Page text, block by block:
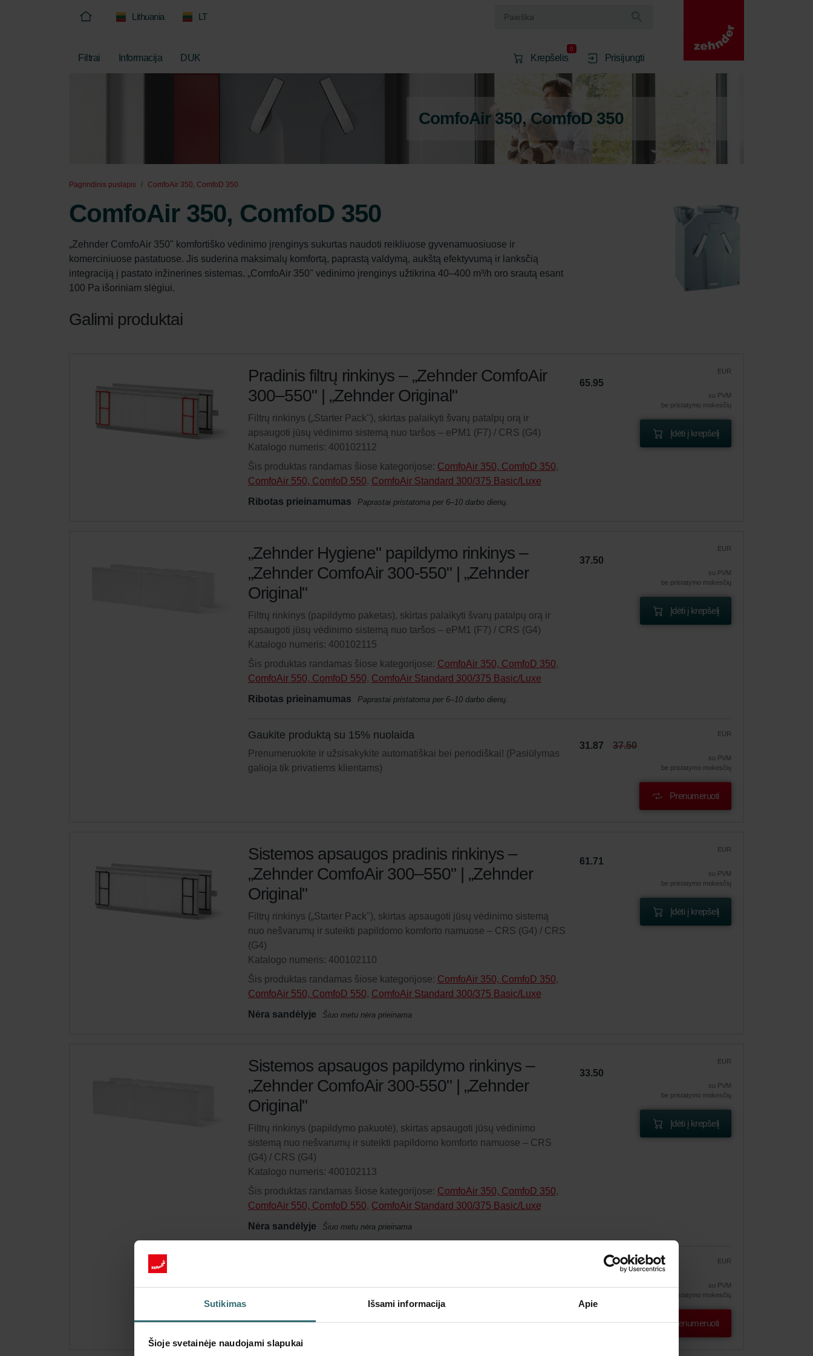
Sutikimas Išsami informacija Apie
Šioje svetainėje naudojami slapukai
Lithuania LT
Filtrai Informacija DUK Krepšelis
0
Prisijungti
ComfoAir 350, ComfoD 350
Pagrindinis puslapis ComfoAir 350, ComfoD 350
ComfoAir 350, ComfoD 350
„Zehnder ComfoAir 350" komfortiško vėdinimo įrenginys sukurtas naudoti reikliuose gyvenamuosiuose ir
komerciniuose pastatuose. Jis suderina maksimalų komfortą, paprastą valdymą, aukštą efektyvumą ir lanksčią
integraciją į pastato inžinerines sistemas. „ComfoAir 350" vėdinimo įrenginys užtikrina 40–400 m³/h oro srautą esant
100 Pa išoriniam slėgiui.
Galimi produktai
Pradinis filtrų rinkinys – „Zehnder ComfoAir
300–550" | „Zehnder Original"
Filtrų rinkinys („Starter Pack"), skirtas palaikyti švarų patalpų orą ir
apsaugoti jūsų vėdinimo sistemą nuo taršos – ePM1 (F7) / CRS (G4)
Katalogo numeris: 400102112
Šis produktas randamas šiose kategorijose: ComfoAir 350, ComfoD 350,
ComfoAir 550, ComfoD 550, ComfoAir Standard 300/375 Basic/Luxe
Ribotas prieinamumas
Paprastai pristatoma per 6–10 darbo dienų.
EUR
65.95
su PVM
be pristatymo mokesčių
Įdėti į krepšelį
„Zehnder Hygiene" papildymo rinkinys –
„Zehnder ComfoAir 300-550" | „Zehnder
Original"
Filtrų rinkinys (papildymo paketas), skirtas palaikyti švarų patalpų orą ir
apsaugoti jūsų vėdinimo sistemą nuo taršos – ePM1 (F7) / CRS (G4)
Katalogo numeris: 400102115
Šis produktas randamas šiose kategorijose: ComfoAir 350, ComfoD 350,
ComfoAir 550, ComfoD 550, ComfoAir Standard 300/375 Basic/Luxe
Ribotas prieinamumas
Paprastai pristatoma per 6–10 darbo dienų.
EUR
37.50
su PVM
be pristatymo mokesčių
Įdėti į krepšelį
Gaukite produktą su 15% nuolaida
Prenumeruokite ir užsisakykite automatiškai bei periodiškai! (Pasiūlymas
galioja tik privatiems klientams)
EUR
31.87 37.50
su PVM
be pristatymo mokesčių
Prenumeruoti
Sistemos apsaugos pradinis rinkinys –
„Zehnder ComfoAir 300–550" | „Zehnder
Original"
Filtrų rinkinys („Starter Pack"), skirtas apsaugoti jūsų vėdinimo sistemą
nuo nešvarumų ir suteikti papildomo komforto namuose – CRS (G4) / CRS
(G4)
Katalogo numeris: 400102110
Šis produktas randamas šiose kategorijose: ComfoAir 350, ComfoD 350,
ComfoAir 550, ComfoD 550, ComfoAir Standard 300/375 Basic/Luxe
Nėra sandėlyje
Šiuo metu nėra prieinama
EUR
61.71
su PVM
be pristatymo mokesčių
Įdėti į krepšelį
Sistemos apsaugos papildymo rinkinys –
„Zehnder ComfoAir 300-550" | „Zehnder
Original"
Filtrų rinkinys (papildymo pakuotė), skirtas apsaugoti jūsų vėdinimo
sistemą nuo nešvarumų ir suteikti papildomo komforto namuose – CRS
(G4) / CRS (G4)
Katalogo numeris: 400102113
Šis produktas randamas šiose kategorijose: ComfoAir 350, ComfoD 350,
ComfoAir 550, ComfoD 550, ComfoAir Standard 300/375 Basic/Luxe
Nėra sandėlyje
Šiuo metu nėra prieinama
EUR
33.50
su PVM
be pristatymo mokesčių
Įdėti į krepšelį
EUR
33.50
su PVM
be pristatymo mokesčių
Prenumeruoti